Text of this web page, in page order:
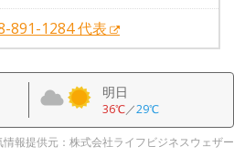
891-1284 代表
明日
36℃／29℃
情報提供元：株式会社ライフビジネスウェザー